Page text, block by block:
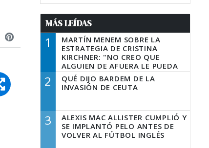
MÁS LEÍDAS
1
MARTÍN MENEM SOBRE LA
ESTRATEGIA DE CRISTINA
KIRCHNER: "NO CREO QUE
ALGUIEN DE AFUERA LE PUEDA
DECIR A LA JUSTICIA LO QUE
TIENE QUE HACER"
2
QUÉ DIJO BARDEM DE LA
INVASIÓN DE CEUTA
3
ALEXIS MAC ALLISTER CUMPLIÓ Y
SE IMPLANTÓ PELO ANTES DE
VOLVER AL FÚTBOL INGLÉS